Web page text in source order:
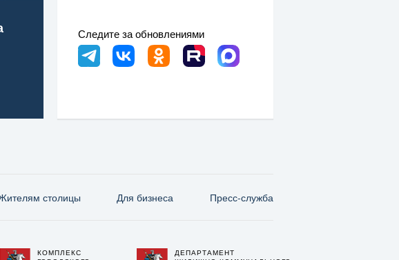
Следите за обновлениями
столицы Для бизнеса Пресс-служба
КОМПЛЕКС
ДЕПАРТАМЕНТ